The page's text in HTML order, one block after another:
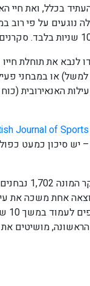
בכלל, ואת חיי
נוגעים על פי רוב
לנבא את תוחלת
או במבחני
האנאירובית
Journal of
על רגל אחת ל-10 שניות
במחקר זה, שנעשה
אחת משכה את
שהם
מושיטים את